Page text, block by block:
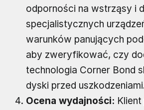
odporności na wstrząsy i
specjalistycznych
warunków panujących
aby zweryfikować, czy
technologia Corner Bond
dyski przed
Ocena wydajności: